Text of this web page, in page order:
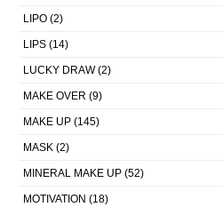
LIPO (2)
LIPS (14)
LUCKY DRAW(2)
MAKE OVER (9)
MAKE UP (145)
MASK (2)
MINERAL MAKE UP (52)
MOTIVATION (18)